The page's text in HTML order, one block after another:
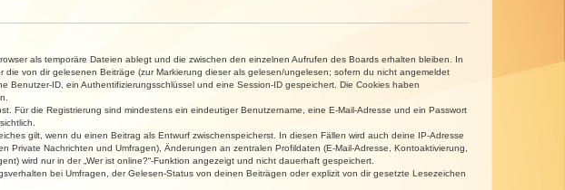
als temporäre Dateien ablegt und die zwischen den einzelnen Aufrufen des Boards erhalten bleiben. In
von dir gelesenen Beiträge (zur Markierung dieser als gelesen/ungelesen; sofern du nicht angemeldet
ID, ein Authentifizierungsschlüssel und eine Session-ID gespeichert. Die Cookies haben
Für die Registrierung sind mindestens ein eindeutiger Benutzername, eine E-Mail-Adresse und ein Passwort
gilt, wenn du einen Beitrag als Entwurf zwischenspeicherst. In diesen Fällen wird auch deine IP-Adresse
Nachrichten und Umfragen), Änderungen an zentralen Profildaten (E-Mail-Adresse, Kontoaktivierung,
wird nur in der „Wer ist online?“-Funktion angezeigt und nicht dauerhaft gespeichert.
bei Umfragen, der Gelesen-Status von deinen Beiträgen oder explizit von dir gesetzte Lesezeichen